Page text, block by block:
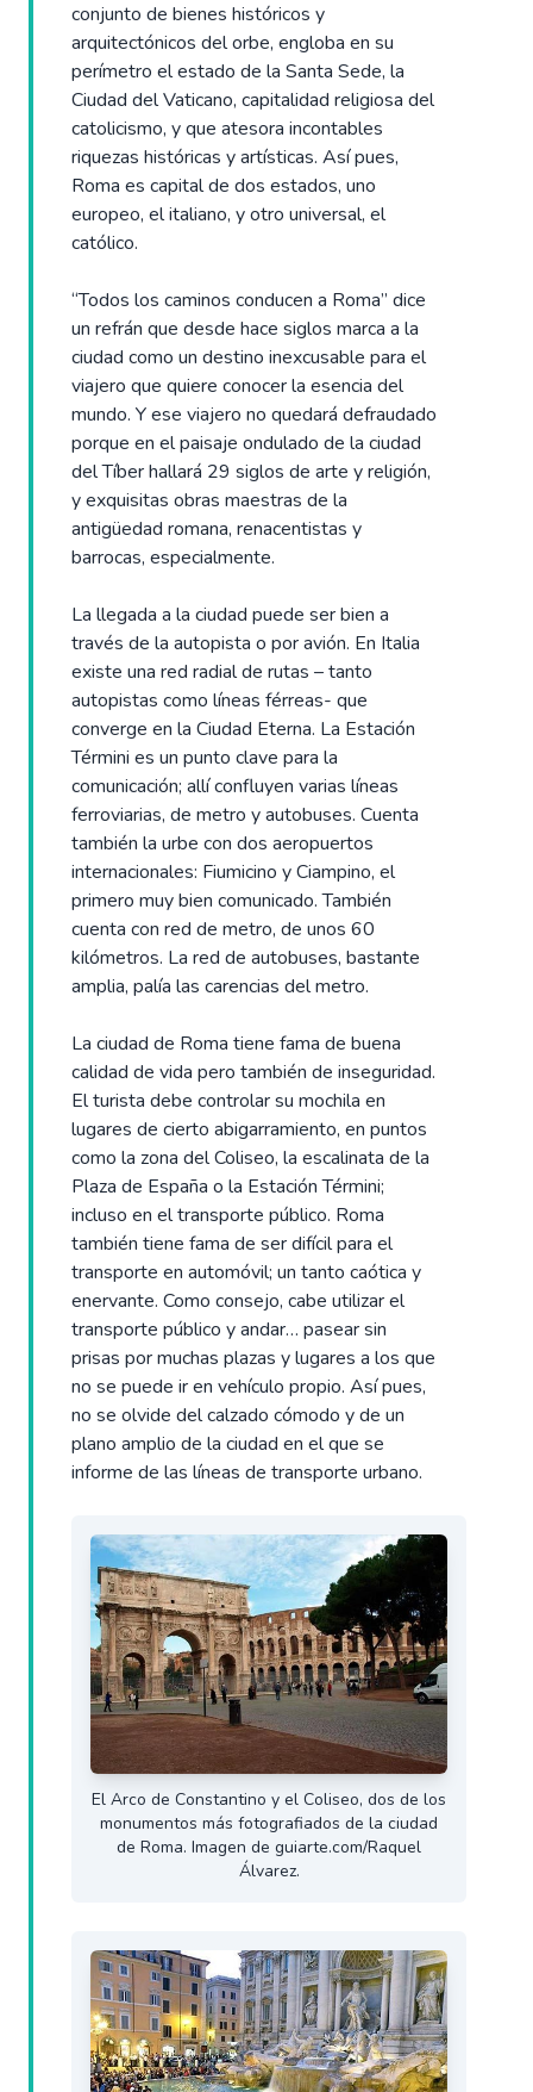
conjunto de bienes históricos y
arquitectónicos del orbe, engloba en su
perímetro el estado de la Santa Sede, la
Ciudad del Vaticano, capitalidad religiosa del
catolicismo, y que atesora incontables
riquezas históricas y artísticas. Así pues,
Roma es capital de dos estados, uno
europeo, el italiano, y otro universal, el
católico.
“Todos los caminos conducen a Roma” dice
un refrán que desde hace siglos marca a la
ciudad como un destino inexcusable para el
viajero que quiere conocer la esencia del
mundo. Y ese viajero no quedará defraudado
porque en el paisaje ondulado de la ciudad
del Tíber hallará 29 siglos de arte y religión,
y exquisitas obras maestras de la
antigüedad romana, renacentistas y
barrocas, especialmente.
La llegada a la ciudad puede ser bien a
través de la autopista o por avión. En Italia
existe una red radial de rutas – tanto
autopistas como líneas férreas- que
converge en la Ciudad Eterna. La Estación
Términi es un punto clave para la
comunicación; allí confluyen varias líneas
ferroviarias, de metro y autobuses. Cuenta
también la urbe con dos aeropuertos
internacionales: Fiumicino y Ciampino, el
primero muy bien comunicado. También
cuenta con red de metro, de unos 60
kilómetros. La red de autobuses, bastante
amplia, palía las carencias del metro.
La ciudad de Roma tiene fama de buena
calidad de vida pero también de inseguridad.
El turista debe controlar su mochila en
lugares de cierto abigarramiento, en puntos
como la zona del Coliseo, la escalinata de la
Plaza de España o la Estación Términi;
incluso en el transporte público. Roma
también tiene fama de ser difícil para el
transporte en automóvil; un tanto caótica y
enervante. Como consejo, cabe utilizar el
transporte público y andar… pasear sin
prisas por muchas plazas y lugares a los que
no se puede ir en vehículo propio. Así pues,
no se olvide del calzado cómodo y de un
plano amplio de la ciudad en el que se
informe de las líneas de transporte urbano.
El Arco de Constantino y el Coliseo, dos de los
monumentos más fotografiados de la ciudad
de Roma. Imagen de guiarte.com/Raquel
Álvarez.